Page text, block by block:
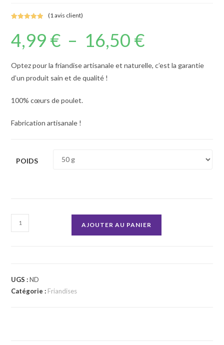
sur 5
basé sur
client
(1 avis client)
4,99 € – 16,50 €Plage
prix :
à
16,50 €
Optez pour la friandise artisanale et naturelle, c’est la garantie
d’un produit sain et de qualité !
100% cœurs de poulet.
Fabrication artisanale !
POIDS
quantité
de
AJOUTER AU PANIER
UGS :ND
Catégorie : Friandises